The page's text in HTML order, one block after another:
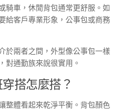
騎車，休閒背包通常更舒服。如
給客戶專業形象，公事包或商務
於兩者之間，外型像公事包一樣
對通勤族來說很實用。
搭怎麼搭？
整體看起來乾淨平衡。背包顏色